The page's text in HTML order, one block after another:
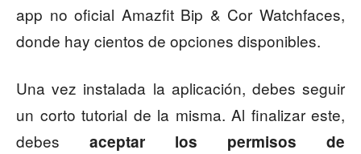
app no oficial Amazfit Bip & Cor Watchfaces,
donde hay cientos de opciones disponibles.
Una vez instalada la aplicación, debes seguir
un corto tutorial de la misma. Al finalizar este,
debes aceptar los permisos de